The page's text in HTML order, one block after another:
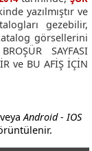
yazılmıştır ve
gezebilir,
görsellerini
SAYFASI
ve BU AFİŞ İÇİN
veyaAndroid - IOS